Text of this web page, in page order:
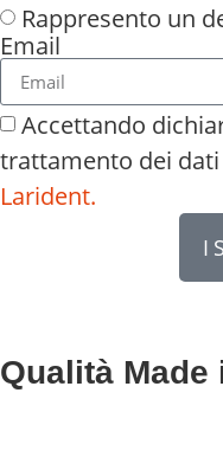
Rappresento un
Email
Accettando
trattamento dei
Larident.
Qualità